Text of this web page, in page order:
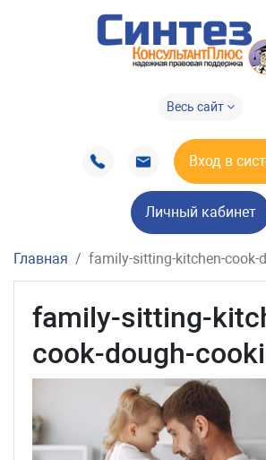
Весь сайт
Вход в
Личный кабинет
Главная family-sitting-kitchen-cook-
family-sitting-
cook-dough-